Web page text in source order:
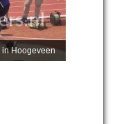
in Hoogeveen